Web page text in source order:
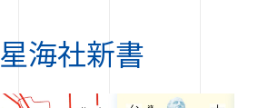
星海社新書